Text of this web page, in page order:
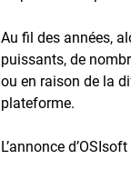
Au fil des années,
puissants, de
ou en raison de la
plateforme.
L’annonce